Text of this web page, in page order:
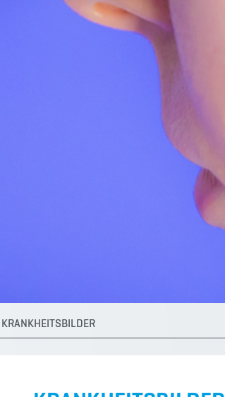
KRANKHEITSBILDER